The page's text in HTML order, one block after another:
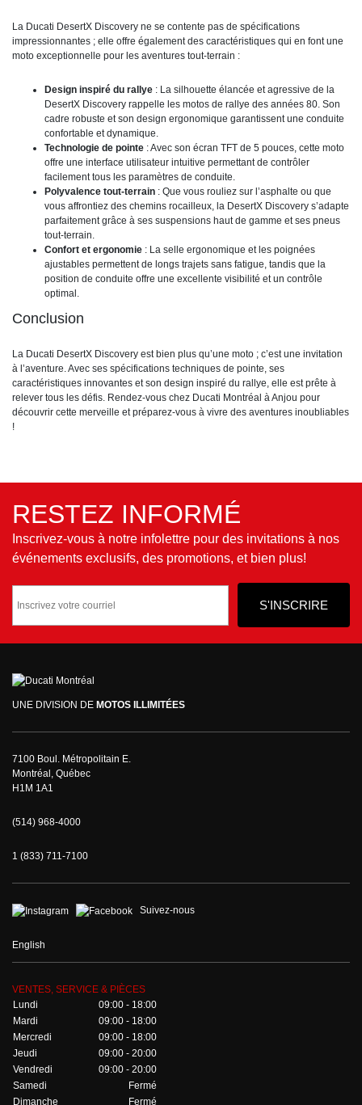
La Ducati DesertX Discovery ne se contente pas de spécifications
impressionnantes ; elle offre également des caractéristiques qui en font une
moto exceptionnelle pour les aventures tout-terrain :
Design inspiré du rallye : La silhouette élancée et agressive de la
DesertX Discovery rappelle les motos de rallye des années 80. Son
cadre robuste et son design ergonomique garantissent une conduite
confortable et dynamique.
Technologie de pointe : Avec son écran TFT de 5 pouces, cette moto
offre une interface utilisateur intuitive permettant de contrôler
facilement tous les paramètres de conduite.
Polyvalence tout-terrain : Que vous rouliez sur l’asphalte ou que
vous affrontiez des chemins rocailleux, la DesertX Discovery s’adapte
parfaitement grâce à ses suspensions haut de gamme et ses pneus
tout-terrain.
Confort et ergonomie : La selle ergonomique et les poignées
ajustables permettent de longs trajets sans fatigue, tandis que la
position de conduite offre une excellente visibilité et un contrôle
optimal.
Conclusion
La Ducati DesertX Discovery est bien plus qu’une moto ; c’est une invitation
à l’aventure. Avec ses spécifications techniques de pointe, ses
caractéristiques innovantes et son design inspiré du rallye, elle est prête à
relever tous les défis. Rendez-vous chez Ducati Montréal à Anjou pour
découvrir cette merveille et préparez-vous à vivre des aventures inoubliables
!
RESTEZ INFORMÉ
Inscrivez-vous à notre infolettre pour des invitations à nos
événements exclusifs, des promotions, et bien plus!
UNE DIVISION DE MOTOS ILLIMITÉES
7100 Boul. Métropolitain E.
Montréal, Québec
H1M 1A1
(514) 968-4000
1 (833) 711-7100
Suivez-nous
English
VENTES, SERVICE & PIÈCES
Lundi
09:00 - 18:00
Mardi
09:00 - 18:00
Mercredi
09:00 - 18:00
Jeudi
09:00 - 20:00
Vendredi
09:00 - 20:00
Samedi
Fermé
Dimanche
Fermé